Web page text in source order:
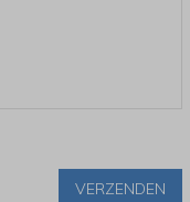
VERZENDEN